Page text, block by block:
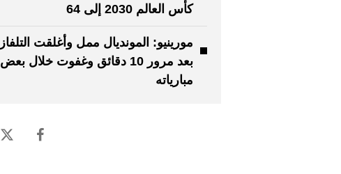
كأس العالم 2030 إلى 64
مورينيو: المونديال ممل وأغلقت التلفاز
بعد مرور 10 دقائق وغفوت خلال بعض
مبارياته